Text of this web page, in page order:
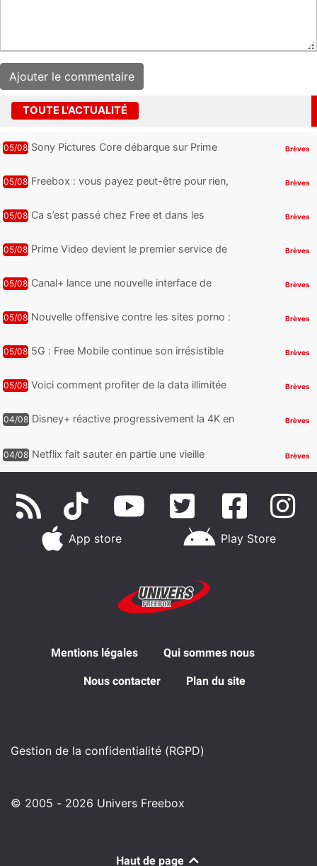
TOUTE L'ACTUALITÉ
05/08 Sony Pictures Core débarque sur Prime
Brèves
05/08 Freebox : vous payez peut-être pour rien,
Brèves
05/08 Ca s’est passé chez Free et dans les
Brèves
05/08 Prime Video devient le premier service de
Brèves
05/08 Canal+ lance une nouvelle interface de
Brèves
05/08 Nouvelle offensive contre les sites porno :
Brèves
05/08 5G : Free Mobile continue son irrésistible
Brèves
05/08 Voici comment profiter de la data illimitée
Brèves
04/08 Disney+ réactive progressivement la 4K en
Brèves
04/08 Netflix fait sauter en partie une vieille
Brèves
App store Play Store
Mentions légales Qui sommes nous
Nous contacter Plan du site
Gestion de la confidentialité (RGPD)
© 2005 - 2026 Univers Freebox
Haut de page